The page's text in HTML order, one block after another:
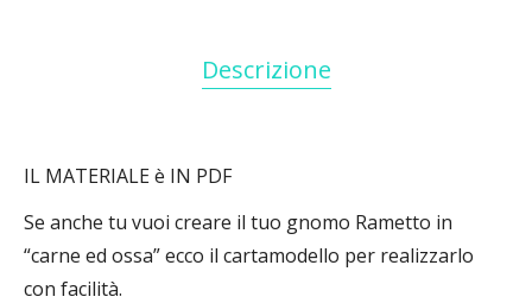
Descrizione
IL MATERIALE è IN PDF
Se anche tu vuoi creare il tuo gnomo Rametto in
“carne ed ossa” ecco il cartamodello per realizzarlo
con facilità.